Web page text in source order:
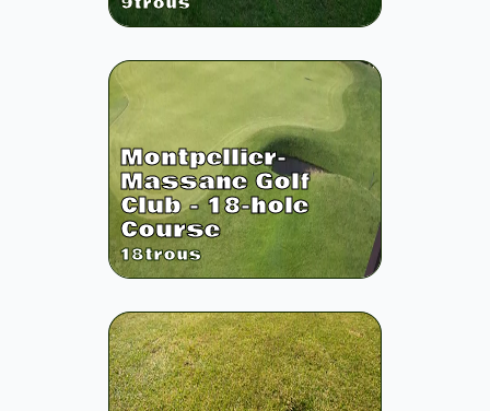
Montpellier-
Massane Golf
Club - 18-hole
Course
18trous